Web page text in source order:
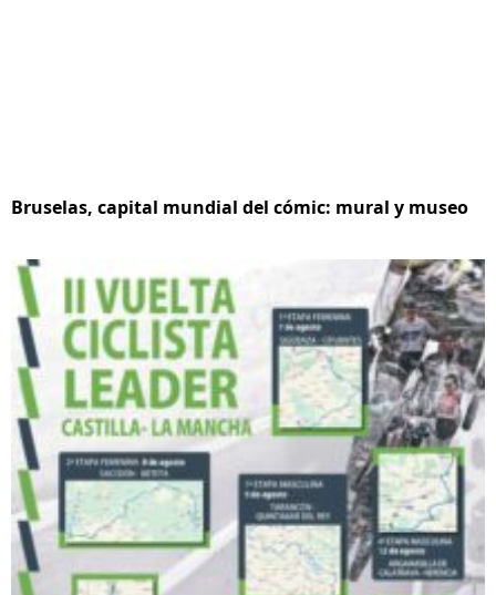
Bruselas, capital mundial del cómic: mural y museo